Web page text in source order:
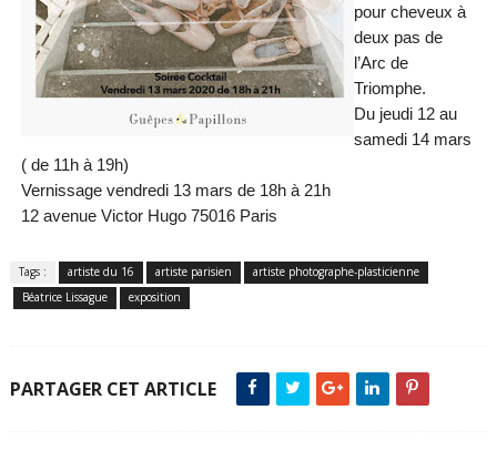
pour cheveux à
deux pas de
l’Arc de
Triomphe.
Du jeudi 12 au
samedi 14 mars
( de 11h à 19h)
Vernissage vendredi 13 mars de 18h à 21h
12 avenue Victor Hugo 75016 Paris
Tags : artiste du 16 artiste parisien
artiste photographe-plasticienne
Béatrice Lissague
exposition
PARTAGER CET ARTICLE